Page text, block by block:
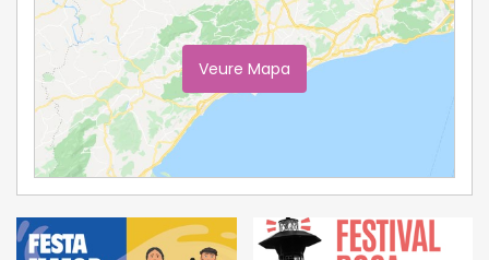
Veure Mapa